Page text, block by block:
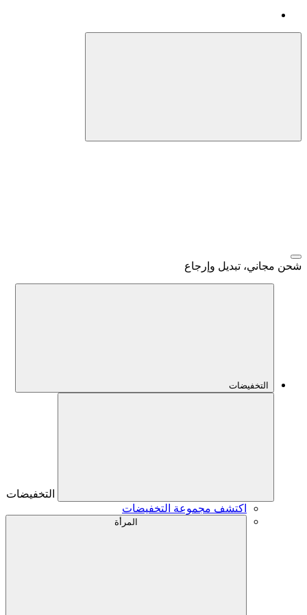
شحن مجاني، تبديل وإرجاع
التخفيضات
التخفيضات
اكتشف مجموعة التخفيضات
المرأة